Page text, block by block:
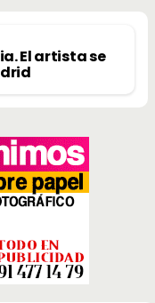
El artista se